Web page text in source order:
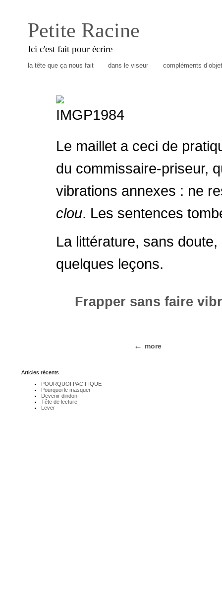
Petite Racine
Ici c'est fait pour écrire
la tête que ça nous fait dans le viseur compléments
Le maillet a ceci de
du commissaire-priseur,
vibrations annexes : ne
clou. Les sentences
La littérature, sans
quelques leçons.
Frapper sans faire
more
Articles récents
POURQUOI PACIFIQUE
Pourquoi le masquer
Devenir dindon
Tête de lecture
Lever